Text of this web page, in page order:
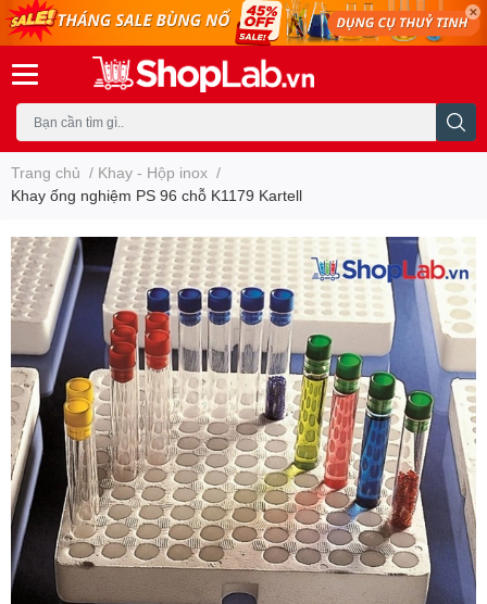
Trang chủ / Khay - Hộp inox /
Khay ống nghiệm PS 96 chỗ K1179 Kartell